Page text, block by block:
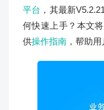
平台 ，其最新
何快速上手？本文将
供操作指南 ，帮助